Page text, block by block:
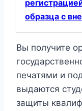
образца с
Вы получите
печатями и
выдаются
защиты